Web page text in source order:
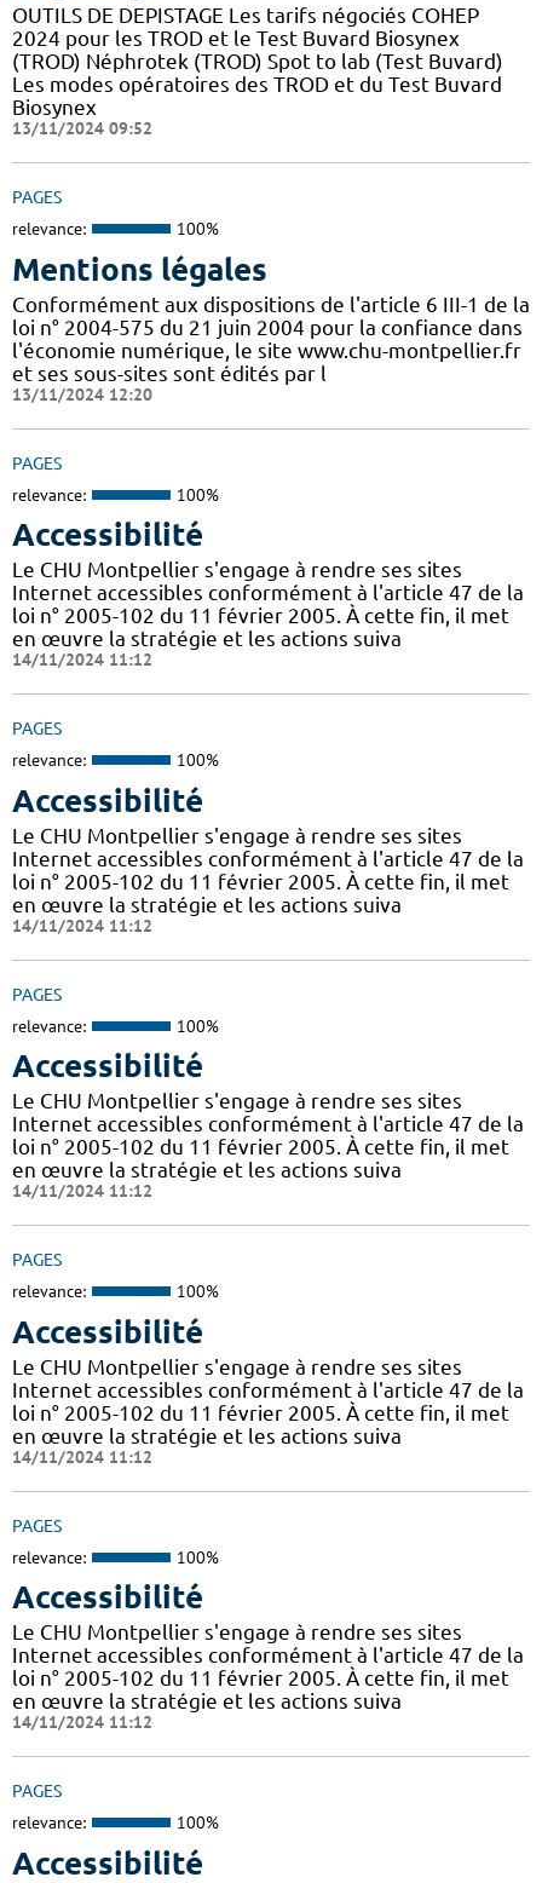
OUTILS DE DEPISTAGE Les tarifs négociés COHEP
2024 pour les TROD et le Test Buvard Biosynex
(TROD) Néphrotek (TROD) Spot to lab (Test Buvard)
Les modes opératoires des TROD et du Test Buvard
Biosynex
13/11/2024 09:52
PAGES
relevance: 100%
Mentions légales
Conformément aux dispositions de l'article 6 III-1 de la
loi n° 2004-575 du 21 juin 2004 pour la confiance dans
l'économie numérique, le site www.chu-montpellier.fr
et ses sous-sites sont édités par l
13/11/2024 12:20
PAGES
relevance: 100%
Accessibilité
Le CHU Montpellier s'engage à rendre ses sites
Internet accessibles conformément à l'article 47 de la
loi n° 2005-102 du 11 février 2005. À cette fin, il met
en œuvre la stratégie et les actions suiva
14/11/2024 11:12
PAGES
relevance: 100%
Accessibilité
Le CHU Montpellier s'engage à rendre ses sites
Internet accessibles conformément à l'article 47 de la
loi n° 2005-102 du 11 février 2005. À cette fin, il met
en œuvre la stratégie et les actions suiva
14/11/2024 11:12
PAGES
relevance: 100%
Accessibilité
Le CHU Montpellier s'engage à rendre ses sites
Internet accessibles conformément à l'article 47 de la
loi n° 2005-102 du 11 février 2005. À cette fin, il met
en œuvre la stratégie et les actions suiva
14/11/2024 11:12
PAGES
relevance: 100%
Accessibilité
Le CHU Montpellier s'engage à rendre ses sites
Internet accessibles conformément à l'article 47 de la
loi n° 2005-102 du 11 février 2005. À cette fin, il met
en œuvre la stratégie et les actions suiva
14/11/2024 11:12
PAGES
relevance: 100%
Accessibilité
Le CHU Montpellier s'engage à rendre ses sites
Internet accessibles conformément à l'article 47 de la
loi n° 2005-102 du 11 février 2005. À cette fin, il met
en œuvre la stratégie et les actions suiva
14/11/2024 11:12
PAGES
relevance: 100%
Accessibilité